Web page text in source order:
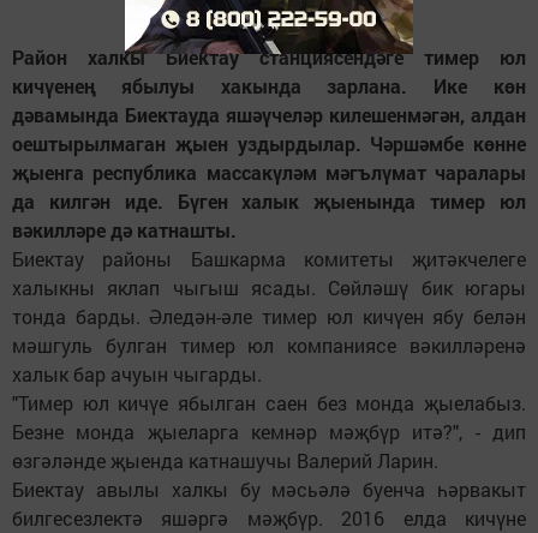
Район халкы Биектау станциясендәге тимер юл
кичүенең ябылуы хакында зарлана. Ике көн
дәвамында Биектауда яшәүчеләр килешенмәгән, алдан
оештырылмаган җыен уздырдылар. Чәршәмбе көнне
җыенга республика массакүләм мәгълүмат чаралары
да килгән иде. Бүген халык җыенында тимер юл
вәкилләре дә катнашты.
Биектау районы Башкарма комитеты җитәкчелеге
халыкны яклап чыгыш ясады. Сөйләшү бик югары
тонда барды. Әледән-әле тимер юл кичүен ябу белән
мәшгуль булган тимер юл компаниясе вәкилләренә
халык бар ачуын чыгарды.
"Тимер юл кичүе ябылган саен без монда җыелабыз.
Безне монда җыеларга кемнәр мәҗбүр итә?", - дип
өзгәләнде җыенда катнашучы Валерий Ларин.
Биектау авылы халкы бу мәсьәлә буенча һәрвакыт
билгесезлектә яшәргә мәҗбүр. 2016 елда кичүне